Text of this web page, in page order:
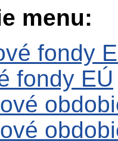
menu:
fondy
fondy EÚ